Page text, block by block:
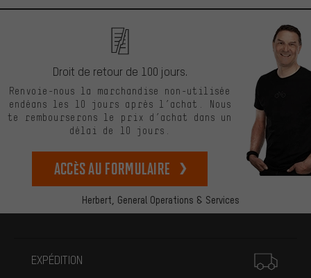
Herbert, General Operations & Services
Droit de retour de 100 jours.
Renvoie-nous la marchandise non-utilisée
endéans les 10 jours après l’achat. Nous
te rembourserons le prix d’achat dans un
délai de 10 jours.
Accès au formulaire
EXPÉDITION